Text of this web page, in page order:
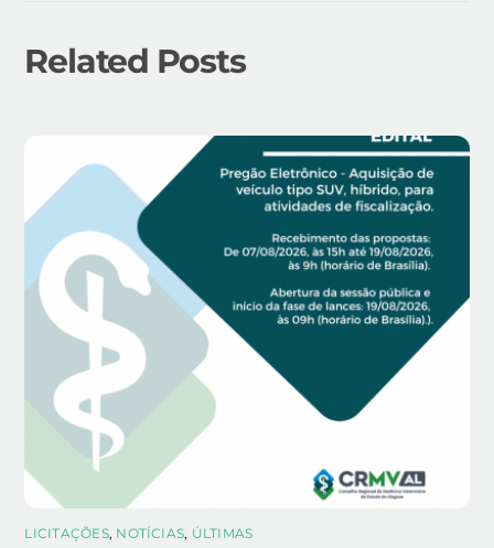
Related Posts
LICITAÇÕES, NOTÍCIAS, ÚLTIMAS